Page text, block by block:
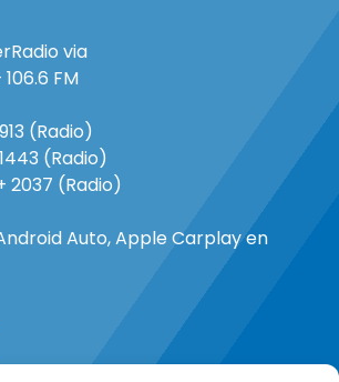
via
FM
(Radio)
(Radio)
2037 (Radio)
Auto, Apple Carplay en